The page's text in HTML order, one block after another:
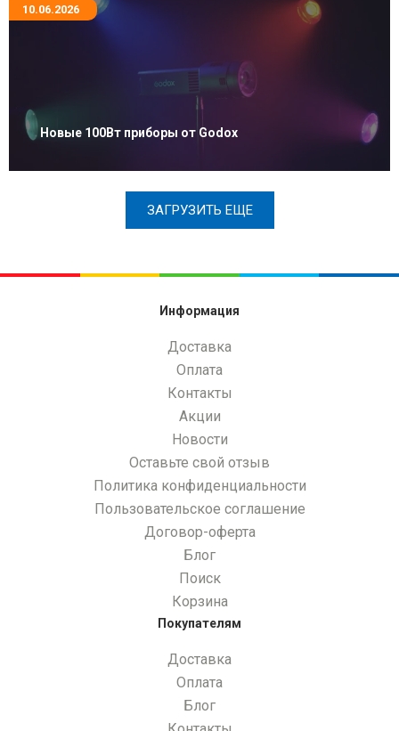
10.06.2026
Новые 100Вт приборы от Godox
ЗАГРУЗИТЬ ЕЩЕ
Информация
Доставка
Оплата
Контакты
Акции
Новости
Оставьте свой отзыв
Политика конфиденциальности
Пользовательское соглашение
Договор-оферта
Блог
Поиск
Корзина
Покупателям
Доставка
Оплата
Блог